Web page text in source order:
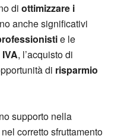
di ottimizzare i
anche significativi
e le
, l’acquisto di
di risparmio
supporto nella
corretto sfruttamento